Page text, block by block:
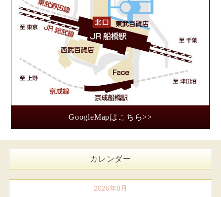
GoogleMapはこちら>>
カレンダー
2026年8月